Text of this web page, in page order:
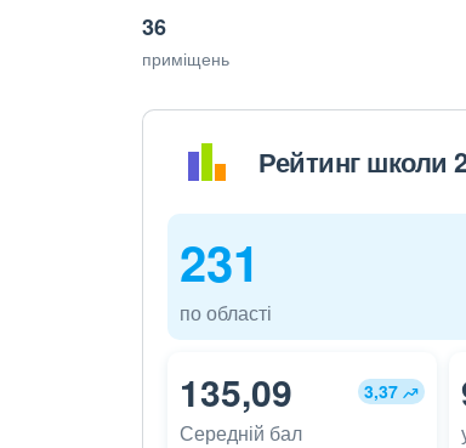
36
приміщень
Рейтинг школи
231
по області
135,09 3,37
Середній бал